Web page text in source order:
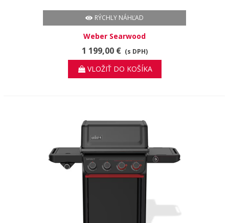
RÝCHLY NÁHĽAD
Weber Searwood
1 199,00 € (s DPH)
VLOŽIŤ DO KOŠÍKA